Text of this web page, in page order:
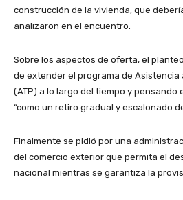
construcción de la vivienda, que
analizaron en el encuentro.
Sobre los aspectos de oferta, el
de extender el programa de Asistencia
(ATP) a lo largo del tiempo y pensando
“como un retiro gradual y escalonado
Finalmente se pidió por una
del comercio exterior que permita el
nacional mientras se garantiza la